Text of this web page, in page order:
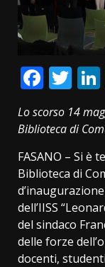
Lo scorso 14
Biblioteca di
FASANO – Si è
Biblioteca di
dell’IISS
del sindaco
delle forze
docenti,